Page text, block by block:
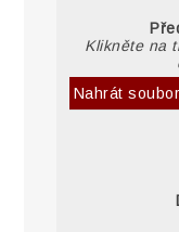
Klikněte na
Nahrát soubor